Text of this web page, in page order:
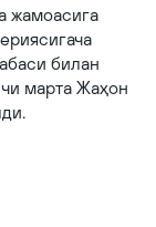
жамоасига
билан
марта Жаҳон